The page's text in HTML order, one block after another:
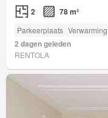
2 78 m²
Parkeerplaats Verwarming
2 dagen geleden
RENTOLA